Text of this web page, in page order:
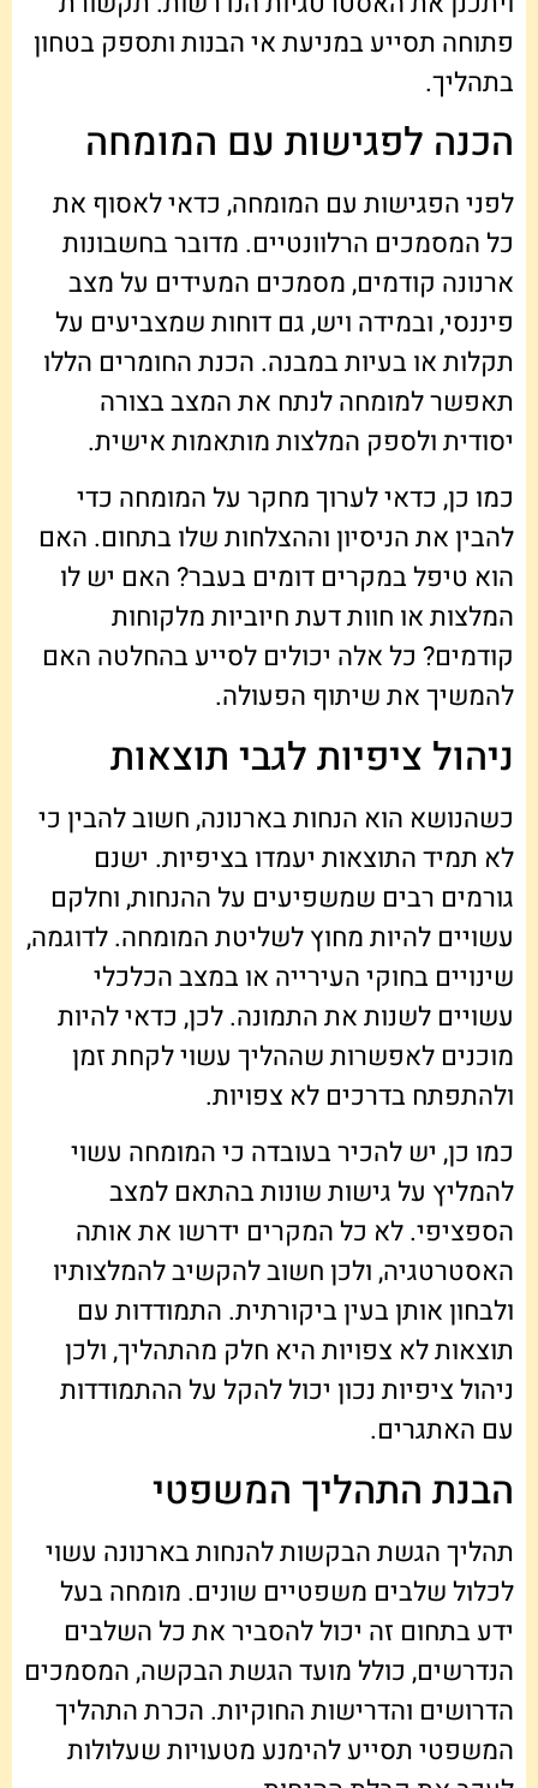
פתוחה תסייע במניעת אי הבנות ותספק בטחון
בתהליך.
הכנה לפגישות עם המומחה
לפני הפגישות עם המומחה, כדאי לאסוף את
כל המסמכים הרלוונטיים. מדובר בחשבונות
ארנונה קודמים, מסמכים המעידים על מצב
פיננסי, ובמידה ויש, גם דוחות שמצביעים על
תקלות או בעיות במבנה. הכנת החומרים הללו
תאפשר למומחה לנתח את המצב בצורה
יסודית ולספק המלצות מותאמות אישית.
כמו כן, כדאי לערוך מחקר על המומחה כדי
להבין את הניסיון וההצלחות שלו בתחום. האם
הוא טיפל במקרים דומים בעבר? האם יש לו
המלצות או חוות דעת חיוביות מלקוחות
קודמים? כל אלה יכולים לסייע בהחלטה האם
להמשיך את שיתוף הפעולה.
ניהול ציפיות לגבי תוצאות
כשהנושא הוא הנחות בארנונה, חשוב להבין כי
לא תמיד התוצאות יעמדו בציפיות. ישנם
גורמים רבים שמשפיעים על ההנחות, וחלקם
עשויים להיות מחוץ לשליטת המומחה. לדוגמה,
שינויים בחוקי העירייה או במצב הכלכלי
עשויים לשנות את התמונה. לכן, כדאי להיות
מוכנים לאפשרות שההליך עשוי לקחת זמן
ולהתפתח בדרכים לא צפויות.
כמו כן, יש להכיר בעובדה כי המומחה עשוי
להמליץ על גישות שונות בהתאם למצב
הספציפי. לא כל המקרים ידרשו את אותה
האסטרטגיה, ולכן חשוב להקשיב להמלצותיו
ולבחון אותן בעין ביקורתית. התמודדות עם
תוצאות לא צפויות היא חלק מהתהליך, ולכן
ניהול ציפיות נכון יכול להקל על ההתמודדות
עם האתגרים.
הבנת התהליך המשפטי
תהליך הגשת הבקשות להנחות בארנונה עשוי
לכלול שלבים משפטיים שונים. מומחה בעל
ידע בתחום זה יכול להסביר את כל השלבים
הנדרשים, כולל מועד הגשת הבקשה, המסמכים
הדרושים והדרישות החוקיות. הכרת התהליך
המשפטי תסייע להימנע מטעויות שעלולות